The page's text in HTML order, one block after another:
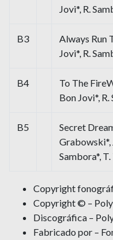
Jovi*, R.
B3
Always Run
Jovi*, R.
B4
To The
Bon Jovi*,
B5
Secret
Grabowski*,
Sambora*,
Copyright
Copyright © –
Discográfica –
Fabricado por –